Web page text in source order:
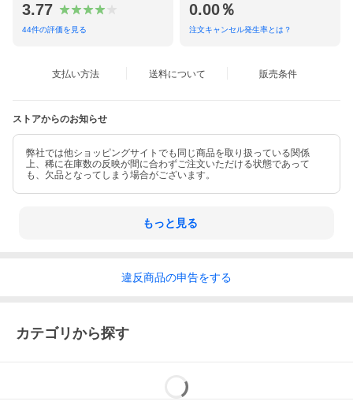
3.77
44件の評価を見る
0.00％
注文キャンセル発生率とは？
支払い方法 送料について 販売条件
ストアからのお知らせ
弊社では他ショッピングサイトでも同じ商品を取り扱っている関係
上、稀に在庫数の反映が間に合わずご注文いただける状態であって
も、欠品となってしまう場合がございます。
もっと見る
違反商品の申告をする
カテゴリから探す